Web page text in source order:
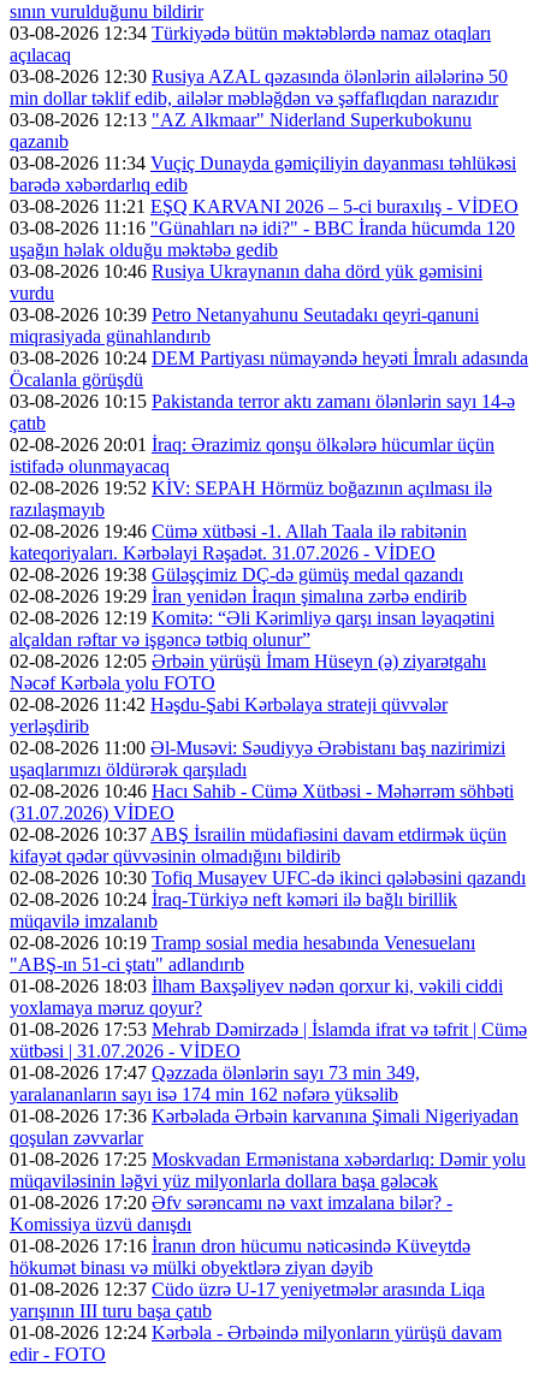
sının vurulduğunu bildirir
03-08-2026 12:34 Türkiyədə bütün məktəblərdə namaz otaqları
açılacaq
03-08-2026 12:30 Rusiya AZAL qəzasında ölənlərin ailələrinə 50
min dollar təklif edib, ailələr məbləğdən və şəffaflıqdan narazıdır
03-08-2026 12:13 "AZ Alkmaar" Niderland Superkubokunu
qazanıb
03-08-2026 11:34 Vuçiç Dunayda gəmiçiliyin dayanması təhlükəsi
barədə xəbərdarlıq edib
03-08-2026 11:21 EŞQ KARVANI 2026 – 5-ci buraxılış - VİDEO
03-08-2026 11:16 "Günahları nə idi?" - BBC İranda hücumda 120
uşağın həlak olduğu məktəbə gedib
03-08-2026 10:46 Rusiya Ukraynanın daha dörd yük gəmisini
vurdu
03-08-2026 10:39 Petro Netanyahunu Seutadakı qeyri-qanuni
miqrasiyada günahlandırıb
03-08-2026 10:24 DEM Partiyası nümayəndə heyəti İmralı adasında
Öcalanla görüşdü
03-08-2026 10:15 Pakistanda terror aktı zamanı ölənlərin sayı 14-ə
çatıb
02-08-2026 20:01 İraq: Ərazimiz qonşu ölkələrə hücumlar üçün
istifadə olunmayacaq
02-08-2026 19:52 KİV: SEPAH Hörmüz boğazının açılması ilə
razılaşmayıb
02-08-2026 19:46 Cümə xütbəsi -1. Allah Taala ilə rabitənin
kateqoriyaları. Kərbəlayi Rəşadət. 31.07.2026 - VİDEO
02-08-2026 19:38 Güləşçimiz DÇ-də gümüş medal qazandı
02-08-2026 19:29 İran yenidən İraqın şimalına zərbə endirib
02-08-2026 12:19 Komitə: “Əli Kərimliyə qarşı insan ləyaqətini
alçaldan rəftar və işgəncə tətbiq olunur”
02-08-2026 12:05 Ərbəin yürüşü İmam Hüseyn (ə) ziyarətgahı
Nəcəf Kərbəla yolu FOTO
02-08-2026 11:42 Həşdu-Şabi Kərbəlaya strateji qüvvələr
yerləşdirib
02-08-2026 11:00 Əl-Musəvi: Səudiyyə Ərəbistanı baş nazirimizi
uşaqlarımızı öldürərək qarşıladı
02-08-2026 10:46 Hacı Sahib - Cümə Xütbəsi - Məhərrəm söhbəti
(31.07.2026) VİDEO
02-08-2026 10:37 ABŞ İsrailin müdafiəsini davam etdirmək üçün
kifayət qədər qüvvəsinin olmadığını bildirib
02-08-2026 10:30 Tofiq Musayev UFC-də ikinci qələbəsini qazandı
02-08-2026 10:24 İraq-Türkiyə neft kəməri ilə bağlı birillik
müqavilə imzalanıb
02-08-2026 10:19 Tramp sosial media hesabında Venesuelanı
"ABŞ-ın 51-ci ştatı" adlandırıb
01-08-2026 18:03 İlham Baxşəliyev nədən qorxur ki, vəkili ciddi
yoxlamaya məruz qoyur?
01-08-2026 17:53 Mehrab Dəmirzadə | İslamda ifrat və təfrit | Cümə
xütbəsi | 31.07.2026 - VİDEO
01-08-2026 17:47 Qəzzada ölənlərin sayı 73 min 349,
yaralananların sayı isə 174 min 162 nəfərə yüksəlib
01-08-2026 17:36 Kərbəlada Ərbəin karvanına Şimali Nigeriyadan
qoşulan zəvvarlar
01-08-2026 17:25 Moskvadan Ermənistana xəbərdarlıq: Dəmir yolu
müqaviləsinin ləğvi yüz milyonlarla dollara başa gələcək
01-08-2026 17:20 Əfv sərəncamı nə vaxt imzalana bilər? -
Komissiya üzvü danışdı
01-08-2026 17:16 İranın dron hücumu nəticəsində Küveytdə
hökumət binası və mülki obyektlərə ziyan dəyib
01-08-2026 12:37 Cüdo üzrə U-17 yeniyetmələr arasında Liqa
yarışının III turu başa çatıb
01-08-2026 12:24 Kərbəla - Ərbəində milyonların yürüşü davam
edir - FOTO